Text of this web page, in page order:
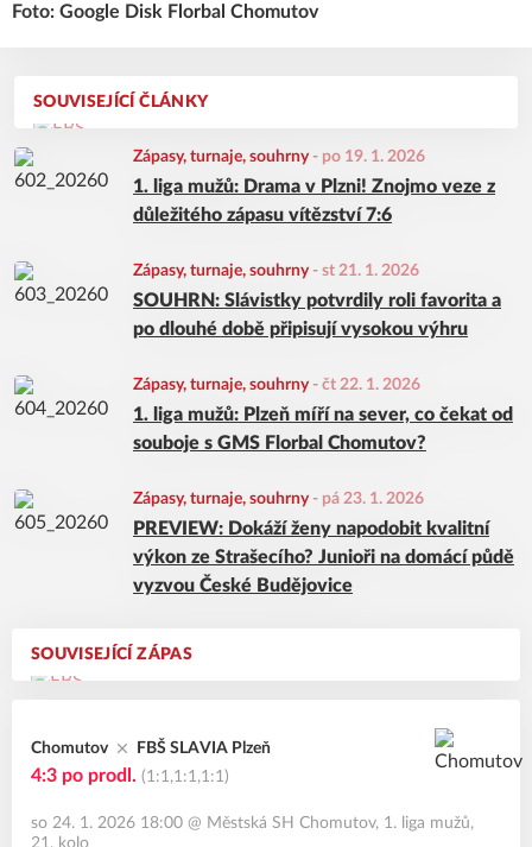
SOUVISEJÍCÍ ZÁPAS
Chomutov FBŠ SLAVIA Plzeň
4:3 po prodl. (1:1,1:1,1:1)
so 24. 1. 2026 18:00 @ Městská SH Chomutov, 1. liga mužů,
21. kolo
Foto: Google Disk Florbal Chomutov
SOUVISEJÍCÍ ČLÁNKY
Zápasy, turnaje, souhrny - po 19. 1. 2026
1. liga mužů: Drama v Plzni! Znojmo veze z
důležitého zápasu vítězství 7:6
Zápasy, turnaje, souhrny - st 21. 1. 2026
SOUHRN: Slávistky potvrdily roli favorita a
po dlouhé době připisují vysokou výhru
Zápasy, turnaje, souhrny - čt 22. 1. 2026
1. liga mužů: Plzeň míří na sever, co čekat od
souboje s GMS Florbal Chomutov?
Zápasy, turnaje, souhrny - pá 23. 1. 2026
PREVIEW: Dokáží ženy napodobit kvalitní
výkon ze Strašecího? Junioři na domácí půdě
vyzvou České Budějovice